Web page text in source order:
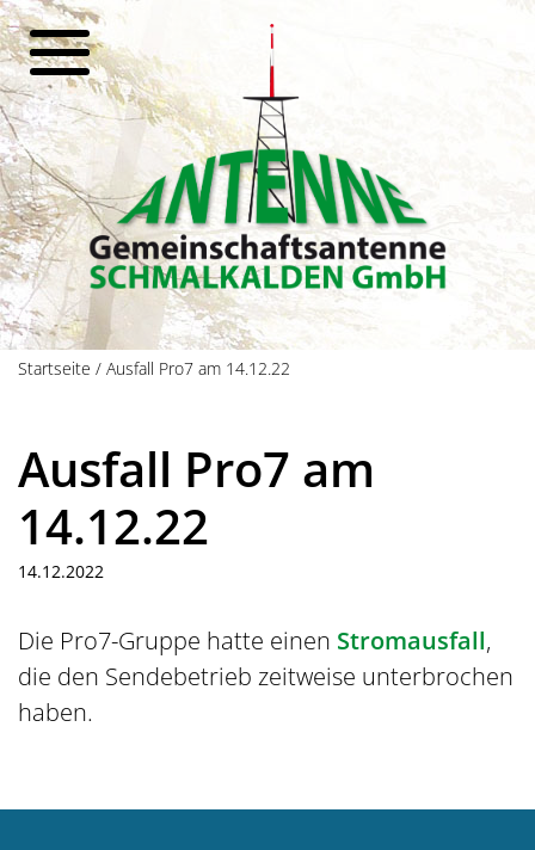
Startseite / Ausfall Pro7 am 14.12.22
Ausfall Pro7 am
14.12.22
14.12.2022
Die Pro7-Gruppe hatte einen Stromausfall,
die den Sendebetrieb zeitweise unterbrochen
haben.